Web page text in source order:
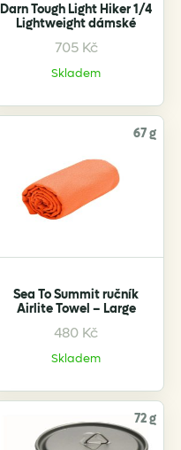
Darn Tough Light Hiker 1/4
Lightweight dámské
705 Kč
Skladem
This
product
multiple
variants.
The
options
may
be
on
product
page
67 g
Sea To Summit ručník
Airlite Towel – Large
480 Kč
Skladem
This
product
multiple
variants.
The
72 g